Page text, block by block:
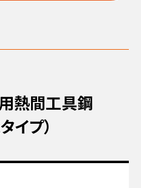
熱間工具鋼
イプ）